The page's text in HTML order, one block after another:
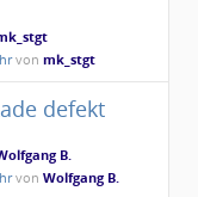
vonmk_stgt
defekt
B.
vonWolfgang B.